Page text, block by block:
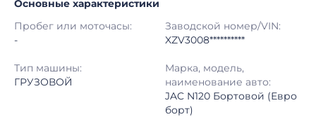
Начало торгов: 03.08.2026, 09:04 МСК
10.08.2026, 09:04 МСК
Тип аукциона: Открытые торги
2 480 000 ₽
Основные характеристики
Пробег или моточасы:
-
Заводской номер/VIN:
XZV3008**********
Тип машины:
ГРУЗОВОЙ
Марка, модель,
наименование авто:
JAC N120 Бортовой (Евро
борт)